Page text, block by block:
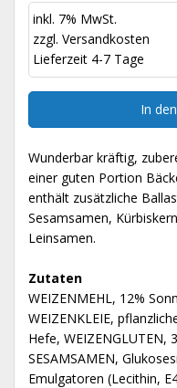
inkl. 7% MwSt.
zzgl. Versandkosten
Lieferzeit 4-7 Tage
In
Wunderbar kräftig,
einer guten Portion
enthält zusätzliche
Sesamsamen,
Leinsamen.
Zutaten
WEIZENMEHL, 12%
WEIZENKLEIE,
Hefe, WEIZENGLUTEN,
SESAMSAMEN,
Emulgatoren (Lecithin,